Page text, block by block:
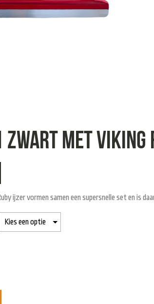
zwart met Viking
ijzer vormen samen een supersnelle set en is